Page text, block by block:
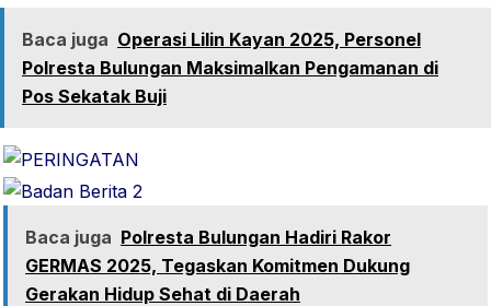
Baca juga Operasi Lilin Kayan 2025, Personel
Polresta Bulungan Maksimalkan Pengamanan di
Pos Sekatak Buji
Baca juga Polresta Bulungan Hadiri Rakor
GERMAS 2025, Tegaskan Komitmen Dukung
Gerakan Hidup Sehat di Daerah